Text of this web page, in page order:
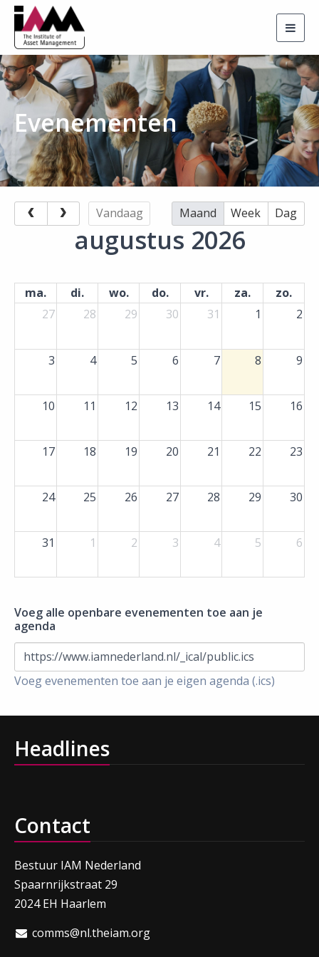
Evenementen
Vandaag Maand Week Dag
augustus 2026
ma. di. wo. do. vr. za.
zo.
27
28 29 30 31 1 2
3 4 5 6 7 8 9
10 11 12 13 14 15 16
17 18 19 20 21 22 23
24 25 26 27 28 29 30
31 1 2 3 4 5 6
Voeg alle openbare evenementen toe aan je
agenda
https://www.iamnederland.nl/_ical/public.ics
Voeg evenementen toe aan je eigen agenda (.ics)
Headlines
Contact
Bestuur IAM Nederland
Spaarnrijkstraat 29
2024 EH Haarlem
comms@nl.theiam.org